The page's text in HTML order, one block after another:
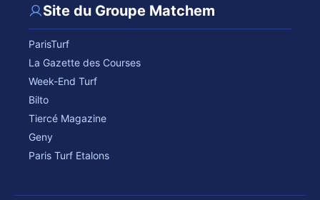
Site du Groupe Matchem
ParisTurf
La Gazette des Courses
Week-End Turf
Bilto
Tiercé Magazine
Geny
Paris Turf Etalons